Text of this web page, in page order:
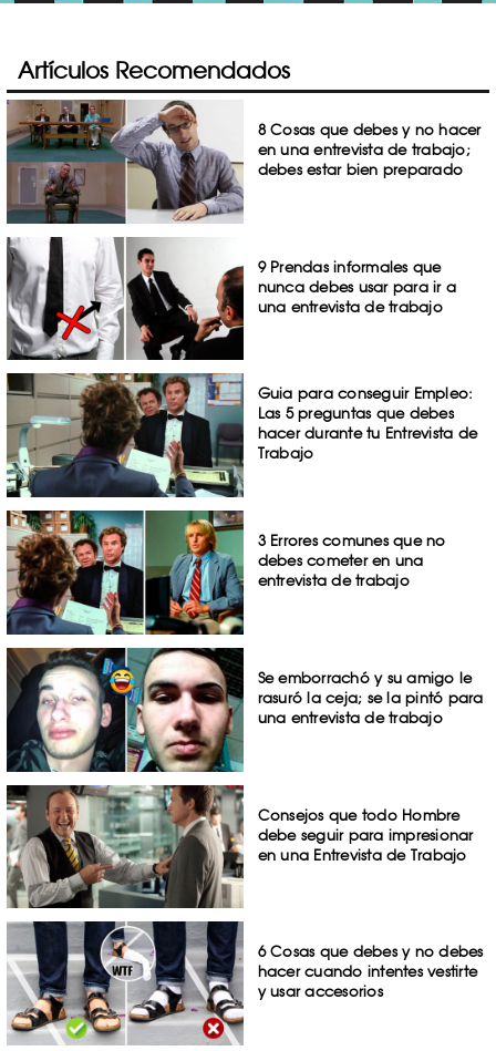
Artículos Recomendados
8 Cosas que debes y no hacer
en una entrevista de trabajo;
debes estar bien preparado
9 Prendas informales que
nunca debes usar para ir a
una entrevista de trabajo
Guia para conseguir Empleo:
Las 5 preguntas que debes
hacer durante tu Entrevista de
Trabajo
3 Errores comunes que no
debes cometer en una
entrevista de trabajo
Se emborrachó y su amigo le
rasuró la ceja; se la pintó para
una entrevista de trabajo
Consejos que todo Hombre
debe seguir para impresionar
en una Entrevista de Trabajo
6 Cosas que debes y no debes
hacer cuando intentes vestirte
y usar accesorios